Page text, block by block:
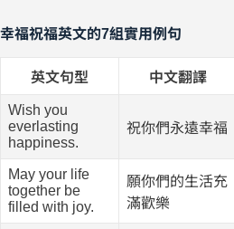
幸福祝福英文的7組實用例句
英文句型 中文翻譯
Wish you
everlasting
happiness.
祝你們永遠幸福
May your life
together be
filled with joy.
願你們的生活充
滿歡樂